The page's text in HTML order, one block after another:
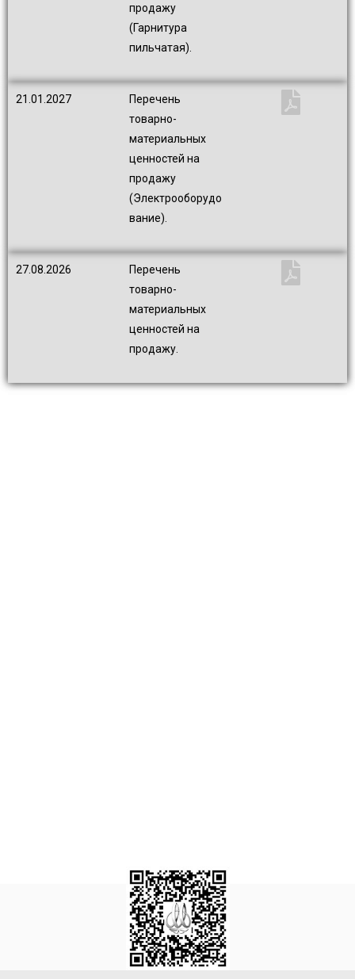
продажу
(Гарнитура
пильчатая).
21.01.2027
Перечень
товарно-
материальных
ценностей на
продажу
(Электрооборудо
вание).
27.08.2026
Перечень
товарно-
материальных
ценностей на
продажу.